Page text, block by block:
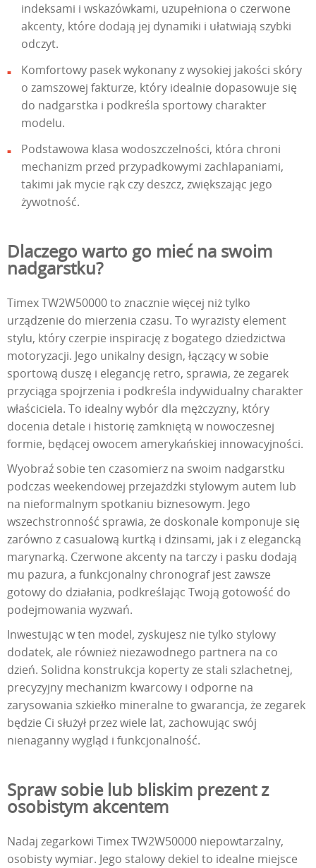
indeksami i wskazówkami, uzupełniona o czerwone
akcenty, które dodają jej dynamiki i ułatwiają szybki
odczyt.
Komfortowy pasek wykonany z wysokiej jakości skóry
o zamszowej fakturze, który idealnie dopasowuje się
do nadgarstka i podkreśla sportowy charakter
modelu.
Podstawowa klasa wodoszczelności, która chroni
mechanizm przed przypadkowymi zachlapaniami,
takimi jak mycie rąk czy deszcz, zwiększając jego
żywotność.
Dlaczego warto go mieć na swoim
nadgarstku?
Timex TW2W50000 to znacznie więcej niż tylko
urządzenie do mierzenia czasu. To wyrazisty element
stylu, który czerpie inspirację z bogatego dziedzictwa
motoryzacji. Jego unikalny design, łączący w sobie
sportową duszę i elegancję retro, sprawia, że zegarek
przyciąga spojrzenia i podkreśla indywidualny charakter
właściciela. To idealny wybór dla mężczyzny, który
docenia detale i historię zamkniętą w nowoczesnej
formie, będącej owocem amerykańskiej innowacyjności.
Wyobraź sobie ten czasomierz na swoim nadgarstku
podczas weekendowej przejażdżki stylowym autem lub
na nieformalnym spotkaniu biznesowym. Jego
wszechstronność sprawia, że doskonale komponuje się
zarówno z casualową kurtką i dżinsami, jak i z elegancką
marynarką. Czerwone akcenty na tarczy i pasku dodają
mu pazura, a funkcjonalny chronograf jest zawsze
gotowy do działania, podkreślając Twoją gotowość do
podejmowania wyzwań.
Inwestując w ten model, zyskujesz nie tylko stylowy
dodatek, ale również niezawodnego partnera na co
dzień. Solidna konstrukcja koperty ze stali szlachetnej,
precyzyjny mechanizm kwarcowy i odporne na
zarysowania szkiełko mineralne to gwarancja, że zegarek
będzie Ci służył przez wiele lat, zachowując swój
nienaganny wygląd i funkcjonalność.
Spraw sobie lub bliskim prezent z
osobistym akcentem
Nadaj zegarkowi Timex TW2W50000 niepowtarzalny,
osobisty wymiar. Jego stalowy dekiel to idealne miejsce